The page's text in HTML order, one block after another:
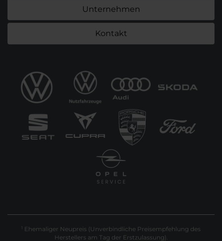
Unternehmen
Kontakt
1 Ehemaliger Neupreis (Unverbindliche Preisempfehlung des
Herstellers am Tag der Erstzulassung).